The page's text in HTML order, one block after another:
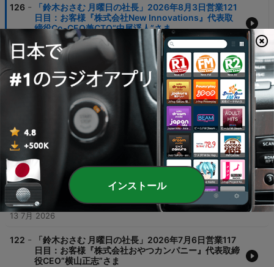
126 -
「鈴木おさむ 月曜日の社長」2026年8月3日営業121
日目：お客様『株式会社New Innovations』代表取
締役Co-CEO兼CTO“中尾渓人”さま
03 8月 2026
125
「鈴木おさむ 月曜日の社長」2026年7月27日営業
120日目：お客様『株式会社New Innovations』代表
取締役Co-CEO兼CTO“中尾渓人”さま
「鈴木おさむ 月曜日の社長」2026年7月20日営業
119日目：お客様『株式会社TKP』代表取締役社長”河
野貴輝”さま
20 7月 2026
123 - 「鈴木おさむ 月曜日の社長」2026年7月13日営業
118日目：お客様『株式会社TKP』代表取締役社長”河
野貴輝”さま
13 7月 2026
122 -
「鈴木おさむ 月曜日の社長」2026年7月6日営業117
日目：お客様『株式会社おやつカンパニー』代表取締
役CEO”横山正志”さま
インストール